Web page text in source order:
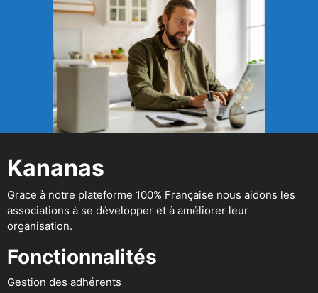
Kananas
Grace à notre plateforme 100% Française nous aidons les
associations à se développer et à améliorer leur
organisation.
Fonctionnalités
Gestion des adhérents